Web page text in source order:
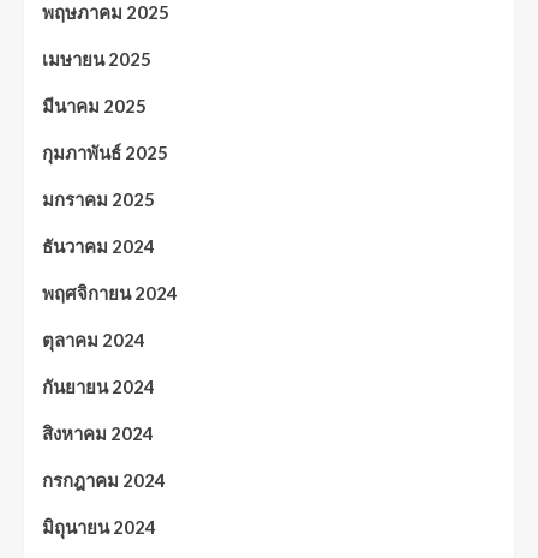
พฤษภาคม 2025
เมษายน 2025
มีนาคม 2025
กุมภาพันธ์ 2025
มกราคม 2025
ธันวาคม 2024
พฤศจิกายน 2024
ตุลาคม 2024
กันยายน 2024
สิงหาคม 2024
กรกฎาคม 2024
มิถุนายน 2024